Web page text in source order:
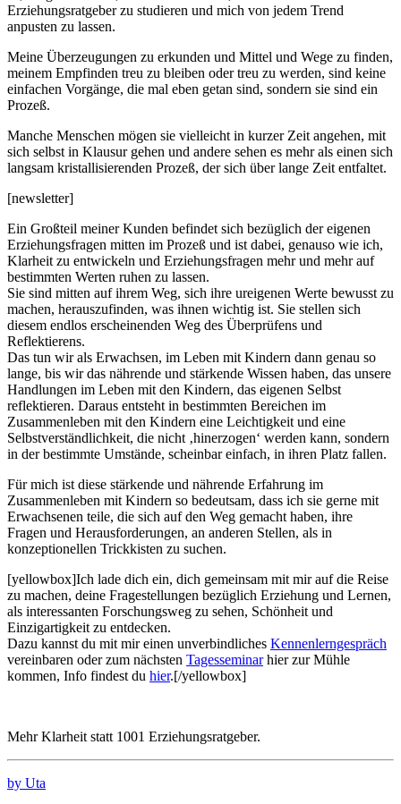
Erziehungsratgeber zu studieren und mich von jedem Trend
anpusten zu lassen.
Meine Überzeugungen zu erkunden und Mittel und Wege zu finden,
meinem Empfinden treu zu bleiben oder treu zu werden, sind keine
einfachen Vorgänge, die mal eben getan sind, sondern sie sind ein
Prozeß.
Manche Menschen mögen sie vielleicht in kurzer Zeit angehen, mit
sich selbst in Klausur gehen und andere sehen es mehr als einen sich
langsam kristallisierenden Prozeß, der sich über lange Zeit entfaltet.
[newsletter]
Ein Großteil meiner Kunden befindet sich bezüglich der eigenen
Erziehungsfragen mitten im Prozeß und ist dabei, genauso wie ich,
Klarheit zu entwickeln und Erziehungsfragen mehr und mehr auf
bestimmten Werten ruhen zu lassen.
Sie sind mitten auf ihrem Weg, sich ihre ureigenen Werte bewusst zu
machen, herauszufinden, was ihnen wichtig ist. Sie stellen sich
diesem endlos erscheinenden Weg des Überprüfens und
Reflektierens.
Das tun wir als Erwachsen, im Leben mit Kindern dann genau so
lange, bis wir das nährende und stärkende Wissen haben, das unsere
Handlungen im Leben mit den Kindern, das eigenen Selbst
reflektieren. Daraus entsteht in bestimmten Bereichen im
Zusammenleben mit den Kindern eine Leichtigkeit und eine
Selbstverständlichkeit, die nicht ‚hinerzogen‘ werden kann, sondern
in der bestimmte Umstände, scheinbar einfach, in ihren Platz fallen.
Für mich ist diese stärkende und nährende Erfahrung im
Zusammenleben mit Kindern so bedeutsam, dass ich sie gerne mit
Erwachsenen teile, die sich auf den Weg gemacht haben, ihre
Fragen und Herausforderungen, an anderen Stellen, als in
konzeptionellen Trickkisten zu suchen.
[yellowbox]Ich lade dich ein, dich gemeinsam mit mir auf die Reise
zu machen, deine Fragestellungen bezüglich Erziehung und Lernen,
als interessanten Forschungsweg zu sehen, Schönheit und
Einzigartigkeit zu entdecken.
Dazu kannst du mit mir einen unverbindliches Kennenlerngespräch
vereinbaren oder zum nächsten Tagesseminarhier zur Mühle
kommen, Info findest du hier.[/yellowbox]
Mehr Klarheit statt 1001 Erziehungsratgeber.
by Uta